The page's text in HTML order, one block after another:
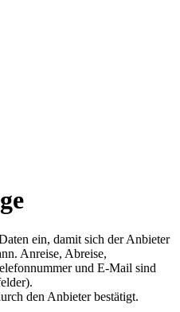
ein, damit sich der Anbieter
Anreise, Abreise,
und E-Mail sind
den Anbieter bestätigt.